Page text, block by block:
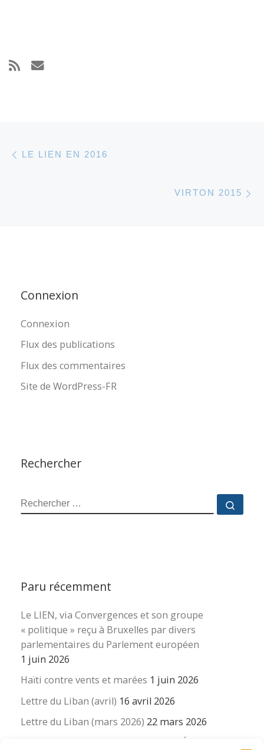
Parcourir les articles
LE LIEN EN 2016
VIRTON 2015
Connexion
Connexion
Flux des publications
Flux des commentaires
Site de WordPress-FR
Rechercher
RECHERCHER
Paru récemment
Le LIEN, via Convergences et son groupe
« politique » reçu à Bruxelles par divers
parlementaires du Parlement européen
1 juin 2026
Haïti contre vents et marées 1 juin 2026
Lettre du Liban (avril) 16 avril 2026
Lettre du Liban (mars 2026) 22 mars 2026
La revue « Educateur » décapitée ? L’Éducation